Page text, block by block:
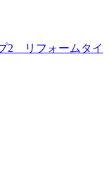
2 リフォームタイ